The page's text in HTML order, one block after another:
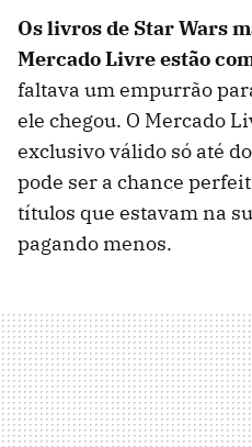
Os livros de Star Wars
Mercado Livre estão
faltava um empurrão
ele chegou. O Mercado
exclusivo válido só até
pode ser a chance
títulos que estavam na
pagando menos.